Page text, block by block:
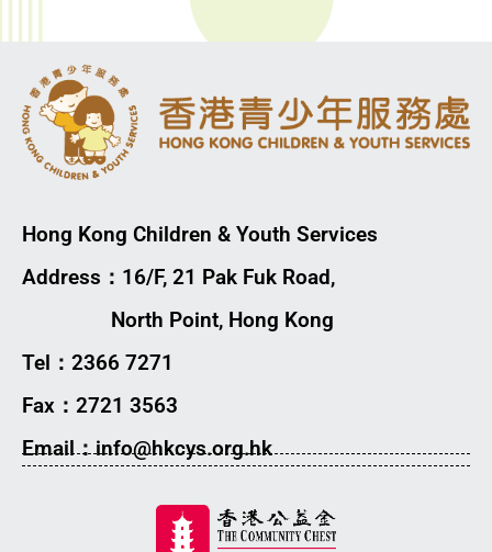
Hong Kong Children & Youth Services
Address：16/F, 21 Pak Fuk Road,
North Point, Hong Kong
Tel：2366 7271
Fax：2721 3563
Email：info@hkcys.org.hk